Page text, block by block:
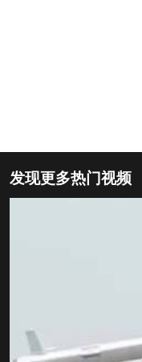
发现更多热门视频